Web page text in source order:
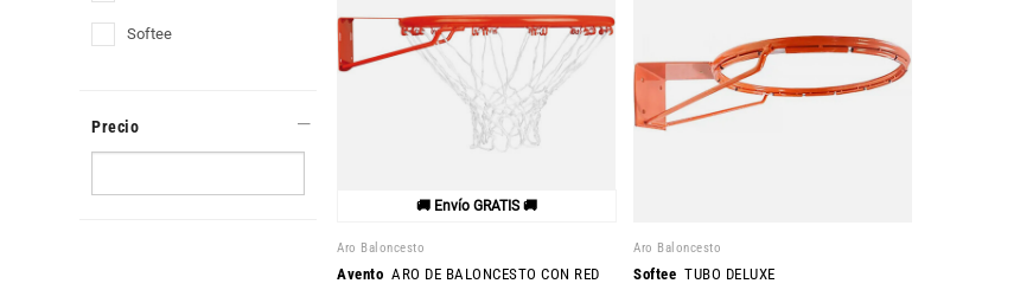
🚚 Envío GRATIS 🚚
Aro Baloncesto
Avento ARO DE BALONCESTO CON RED
Aro Baloncesto
Softee TUBO DELUXE
softee
Precio